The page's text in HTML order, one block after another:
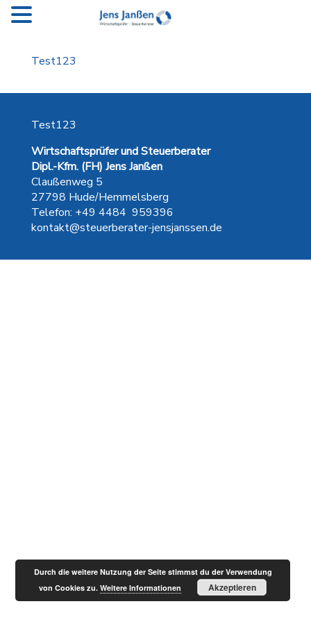
Test123
Test123
Wirtschaftsprüfer und Steuerberater
Dipl.-Kfm. (FH) Jens Janßen
Claußenweg 5
27798 Hude/Hemmelsberg
Telefon: +49 4484 959396
kontakt@steuerberater-jensjanssen.de
Durch die weitere Nutzung der Seite stimmst du der Verwendung
von Cookies zu.Weitere Informationen Akzeptieren